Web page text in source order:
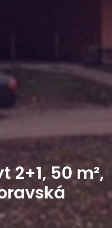
2+1, 50 m²,